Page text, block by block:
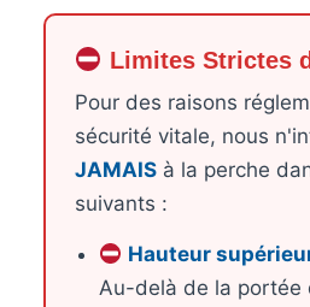
Limites Strictes
Pour des raisons
sécurité vitale, nous
JAMAIS à la perche
suivants :
Hauteur
Au-delà de la portée